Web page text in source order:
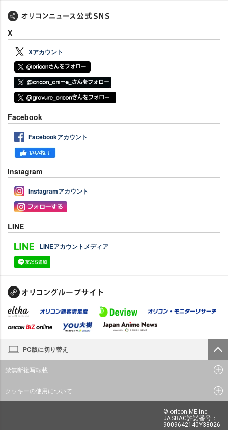
X
Xアカウント
Facebook
Facebookアカウント
Instagram
Instagramアカウント
LINE
LINEアカウントメディア
PC版に切り替え
禁無断複写転載
クッキーの使用について
© oricon ME inc.
JASRAC許諾番号：
9009642140Y38026